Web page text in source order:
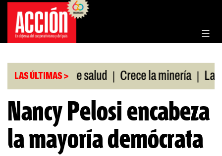
Saltar
contenido
LAS ÚLTIMAS >
cobertura de salud | Crece la minería | La
Nancy Pelosi encabeza
la mayoría demócrata